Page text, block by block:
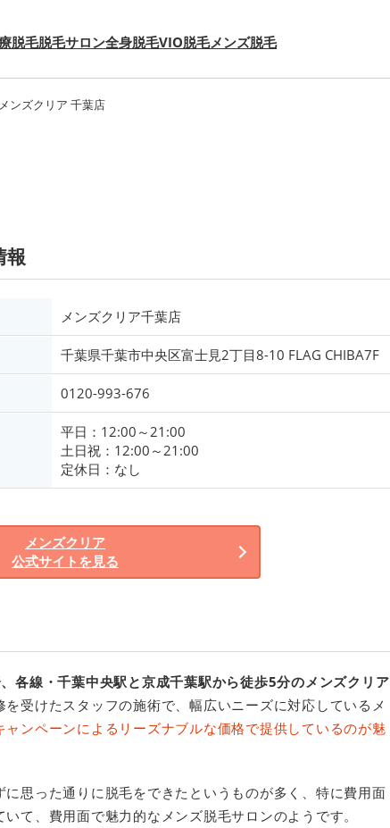
脱毛脱毛サロン全身脱毛VIO脱毛メンズ脱毛
メンズクリア 千葉店
報
メンズクリア千葉店
千葉県千葉市中央区富士見2丁目8-10 FLAG CHIBA7F
0120-993-676
平日：12:00～21:00
土日祝：12:00～21:00
定休日：なし
メンズクリア
公式サイトを見る
各線・千葉中央駅と京成千葉駅から徒歩5分のメンズクリア
受けたスタッフの施術で、幅広いニーズに対応しているメ
ャンペーンによるリーズナブルな価格で提供しているのが魅
思った通りに脱毛をできたというものが多く、特に費用面
て、費用面で魅力的なメンズ脱毛サロンのようです。